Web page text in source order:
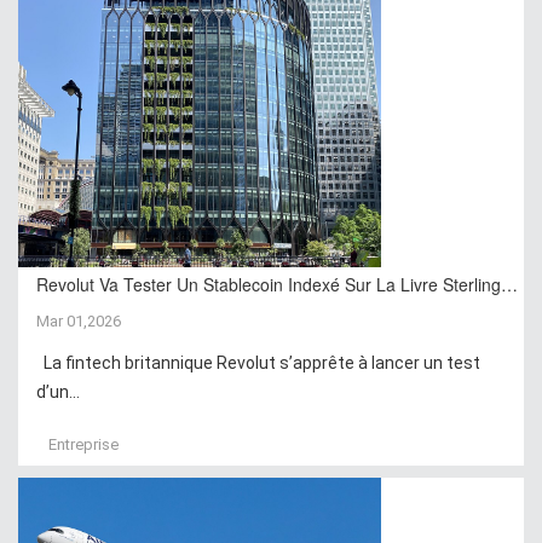
Revolut Va Tester Un Stablecoin Indexé Sur La Livre Sterling…
Mar 01,2026
La fintech britannique Revolut s’apprête à lancer un test
d’un...
Entreprise